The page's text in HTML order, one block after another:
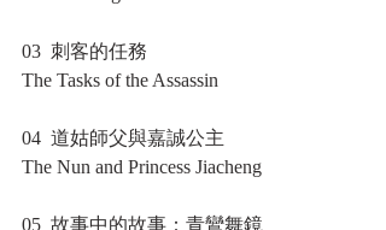
03  刺客的任務
The Tasks of the Assassin
04  道姑師父與嘉誠公主
The Nun and Princess Jiacheng
05  故事中的故事：青鸞舞鏡